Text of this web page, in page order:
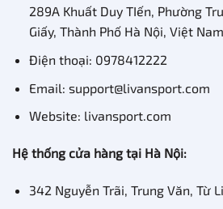
289A Khuất Duy TIến, Phường
Giấy, Thành Phố Hà Nội, Việt Nam
Điện thoại: 0978412222
Email: support@livansport.com
Website: livansport.com
Hệ thống cửa hàng tại Hà Nội:
342 Nguyễn Trãi, Trung Văn, Từ